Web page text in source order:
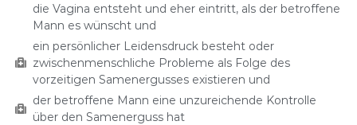
die Vagina entsteht und eher eintritt, als der betroffene
Mann es wünscht und
ein persönlicher Leidensdruck besteht oder
zwischenmenschliche Probleme als Folge des
vorzeitigen Samenergusses existieren und
der betroffene Mann eine unzureichende Kontrolle
über den Samenerguss hat